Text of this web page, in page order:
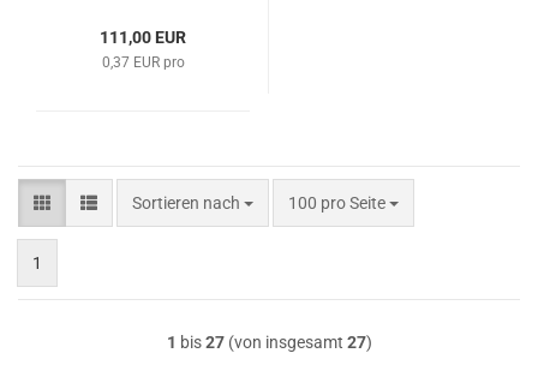
111,00 EUR
0,37 EUR pro
Sortieren nach
Sortieren nach 100 pro Seite
pro Seite
1
1 bis27(von insgesamt 27)